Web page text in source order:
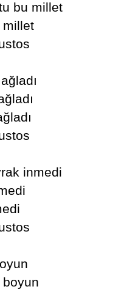
bu millet
millet
inmedi